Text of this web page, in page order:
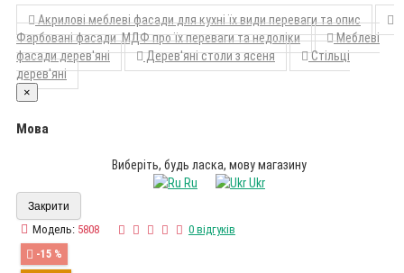
Акрилові меблеві фасади для кухні їх види переваги та опис
Фарбовані фасади МДФ про їх переваги та недоліки
Меблеві
фасади дерев'яні
Дерев'яні столи з ясеня
Стільці
дерев'яні
×
Мова
Виберіть, будь ласка, мову магазину
Ru
Ukr
Закрити
Модель: 5808 0 відгуків
-15 %